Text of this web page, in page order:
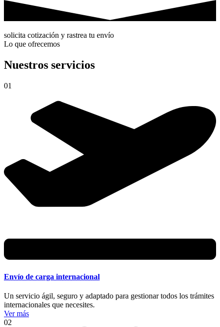
solicita cotización y rastrea tu envío
Lo que ofrecemos
Nuestros servicios
01
Envío de carga internacional
Un servicio ágil, seguro y adaptado para gestionar todos los trámites
internacionales que necesites.
Ver más
02